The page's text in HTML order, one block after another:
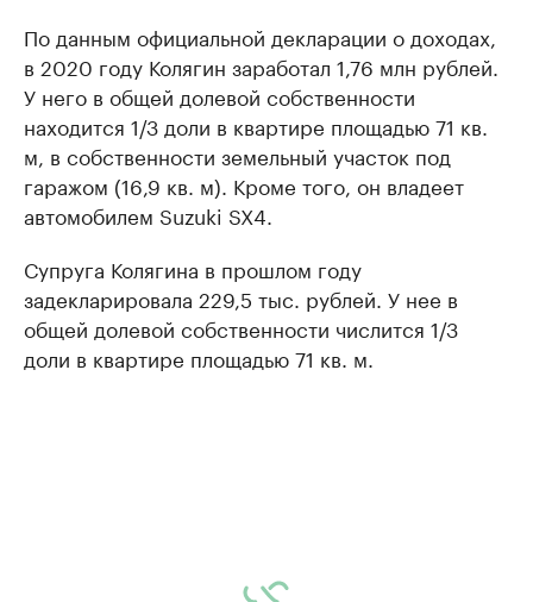
По данным официальной декларации о доходах,
в 2020 году Колягин заработал 1,76 млн рублей.
У него в общей долевой собственности
находится 1/3 доли в квартире площадью 71 кв.
м, в собственности земельный участок под
гаражом (16,9 кв. м). Кроме того, он владеет
автомобилем Suzuki SX4.
Супруга Колягина в прошлом году
задекларировала 229,5 тыс. рублей. У нее в
общей долевой собственности числится 1/3
доли в квартире площадью 71 кв. м.